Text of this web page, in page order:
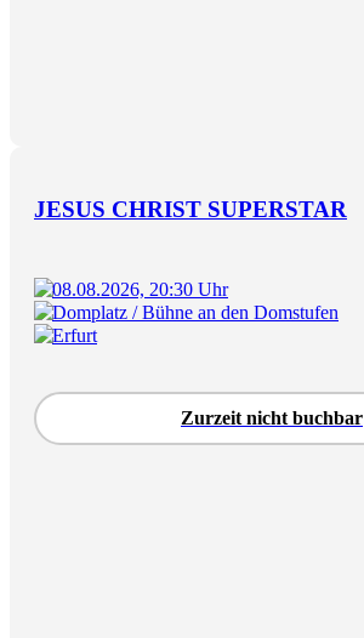
JESUS CHRIST SUPERSTAR
08.08.2026, 20:30 Uhr
Domplatz / Bühne an den Domstufen
Erfurt
Zurzeit nicht buchbar